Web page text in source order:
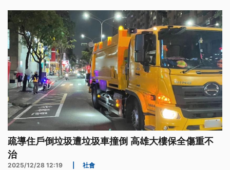
取商家回饋。
疏導住戶倒垃圾遭垃圾車撞倒 高雄大樓保全傷重不
治
2025/12/28 12:19 社會